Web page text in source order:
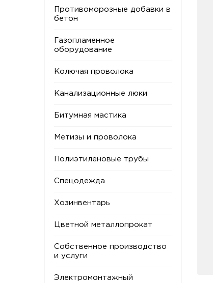
Противоморозные добавки в
бетон
Газопламенное
оборудование
Колючая проволока
Канализационные люки
Битумная мастика
Метизы и проволока
Полиэтиленовые трубы
Спецодежда
Хозинвентарь
Цветной металлопрокат
Собственное производство
и услуги
Электромонтажный